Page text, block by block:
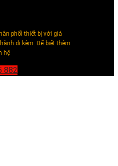
phối thiết bị với giá
đi kèm. Để biết thêm
hệ
882